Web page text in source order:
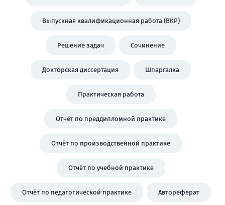
Выпускная квалификационная работа (ВКР)
Решение задач Сочинение
Докторская диссертация Шпаргалка
Практическая работа
Отчёт по преддипломной практике
Отчёт по производственной практике
Отчёт по учебной практике
Отчёт по педагогической практике Автореферат